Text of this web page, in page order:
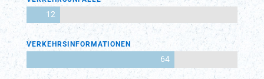
12
VERKEHRSINFORMATIONEN
64